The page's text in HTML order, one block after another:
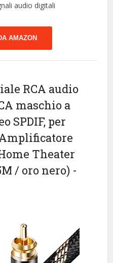
audio digitali
AMAZON
RCA audio
maschio a
SPDIF, per
Theater
/ oro nero) -